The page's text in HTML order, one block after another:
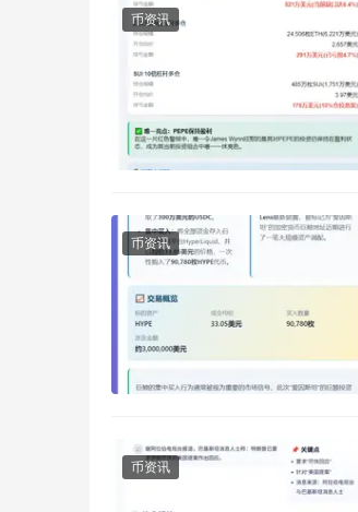
币资讯
币资讯
币资讯